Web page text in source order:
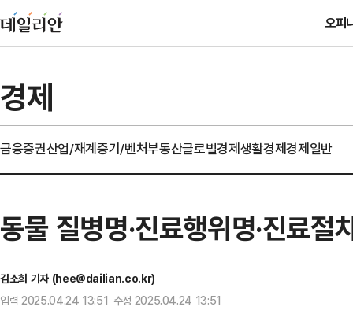
오피
경제
금융증권산업/재계중기/벤처부동산글로벌경제생활경제경제일반
동물 질병명·진료행위명·진료
김소희 기자 (hee@dailian.co.kr)
입력 2025.04.24 13:51 수정 2025.04.24 13:51